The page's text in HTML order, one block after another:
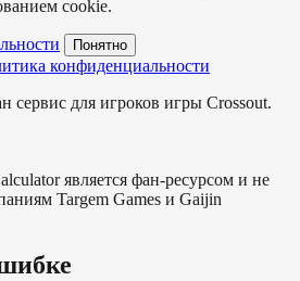
cookie.
Понятно
конфиденциальности
сервис для игроков игры Crossout.
является фан-ресурсом и не
Targem Games и Gaijin